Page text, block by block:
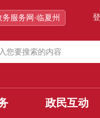
服务网·临夏州
政民互动